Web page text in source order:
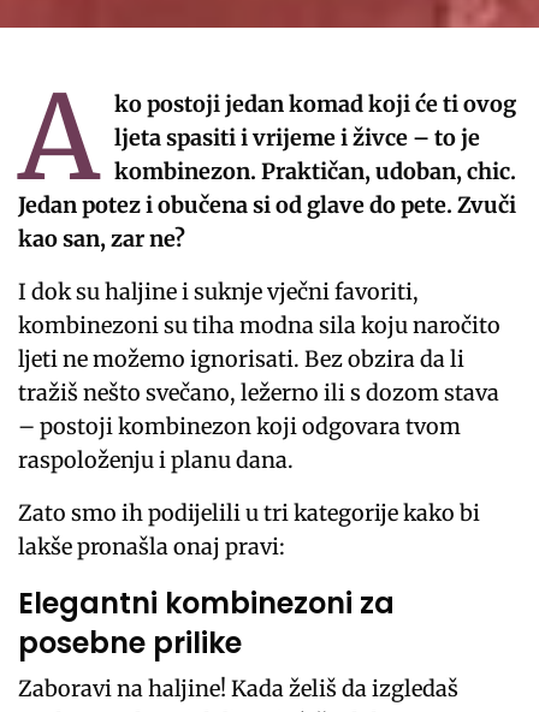
A ko postoji jedan komad koji će ti ovog
ljeta spasiti i vrijeme i živce – to je
kombinezon. Praktičan, udoban, chic.
Jedan potez i obučena si od glave do pete. Zvuči
kao san, zar ne?
I dok su haljine i suknje vječni favoriti,
kombinezoni su tiha modna sila koju naročito
ljeti ne možemo ignorisati. Bez obzira da li
tražiš nešto svečano, ležerno ili s dozom stava
– postoji kombinezon koji odgovara tvom
raspoloženju i planu dana.
Zato smo ih podijelili u tri kategorije kako bi
lakše pronašla onaj pravi:
Elegantni kombinezoni za
posebne prilike
Zaboravi na haljine! Kada želiš da izgledaš